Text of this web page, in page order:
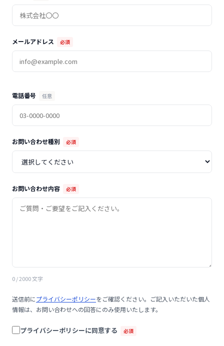
メールアドレス 必須
電話番号 任意
お問い合わせ種別 必須
お問い合わせ内容 必須
0/ 2000 文字
送信前にプライバシーポリシーをご確認ください。ご記入いただいた個人
情報は、お問い合わせへの回答にのみ使用いたします。
プライバシーポリシーに同意する 必須